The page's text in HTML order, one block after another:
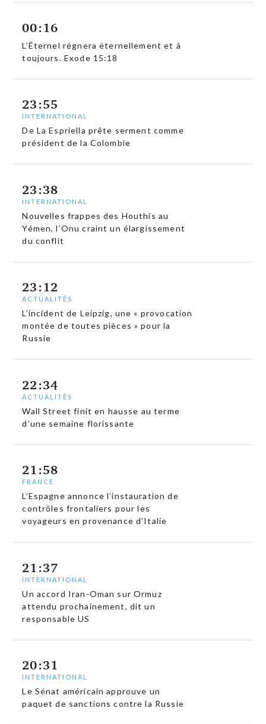
00:16
L’Éternel régnera éternellement et à
toujours. Exode 15:18
23:55
INTERNATIONAL
De La Espriella prête serment comme
président de la Colombie
23:38
INTERNATIONAL
Nouvelles frappes des Houthis au
Yémen, l’Onu craint un élargissement
du conflit
23:12
ACTUALITÉS
L’incident de Leipzig, une « provocation
montée de toutes pièces » pour la
Russie
22:34
ACTUALITÉS
Wall Street finit en hausse au terme
d’une semaine florissante
21:58
FRANCE
L’Espagne annonce l’instauration de
contrôles frontaliers pour les
voyageurs en provenance d’Italie
21:37
INTERNATIONAL
Un accord Iran-Oman sur Ormuz
attendu prochainement, dit un
responsable US
20:31
INTERNATIONAL
Le Sénat américain approuve un
paquet de sanctions contre la Russie